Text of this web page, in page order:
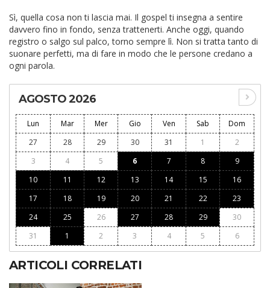
Sì, quella cosa non ti lascia mai. Il gospel ti insegna a sentire
davvero fino in fondo, senza trattenerti. Anche oggi, quando
registro o salgo sul palco, torno sempre lì. Non si tratta tanto di
suonare perfetti, ma di fare in modo che le persone credano a
ogni parola.
AGOSTO 2026
Lun Mar Mer Gio Ven Sab
Dom
27
28 29 30 31 1
2
3
4 5 6 7 8
9
10
11 12 13 14 15
16
17
18 19 20 21 22
23
24
25 26 27 28 29
30
31
1 2 3 4 5 6
ARTICOLI CORRELATI